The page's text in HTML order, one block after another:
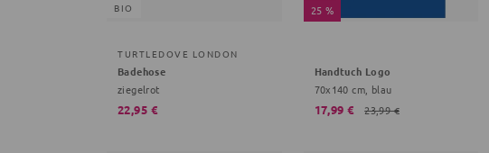
BIO
TURTLEDOVE LONDON
Badehose
ziegelrot
22,95 €
25 %
Handtuch Logo
70x140 cm, blau
17,99 € 23,99 €